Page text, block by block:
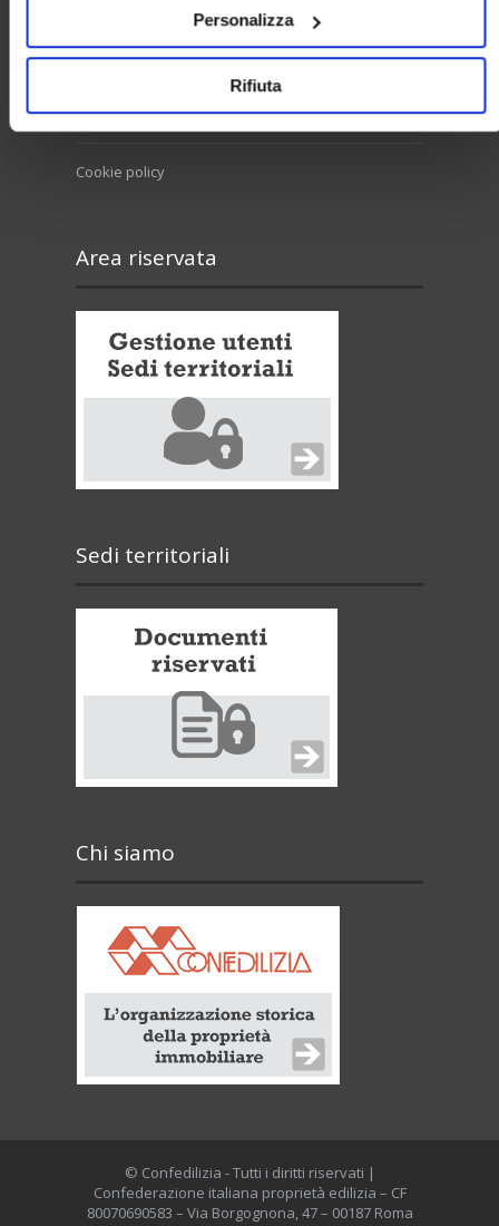
Personalizza
Rifiuta
Cookie policy
Area riservata
Sedi territoriali
Chi siamo
© Confedilizia - Tutti i diritti riservati |
Confederazione italiana proprietà edilizia – CF
80070690583 – Via Borgognona, 47 – 00187 Roma